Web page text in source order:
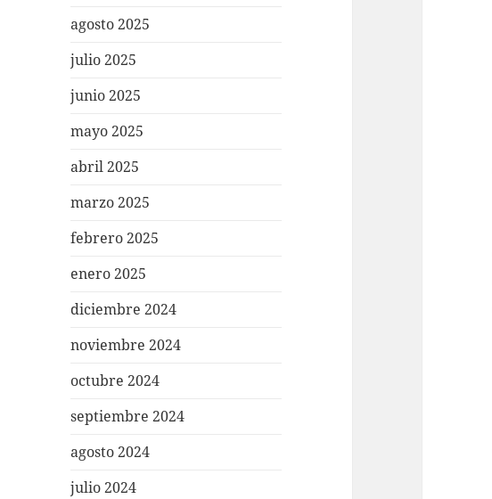
agosto 2025
julio 2025
junio 2025
mayo 2025
abril 2025
marzo 2025
febrero 2025
enero 2025
diciembre 2024
noviembre 2024
octubre 2024
septiembre 2024
agosto 2024
julio 2024